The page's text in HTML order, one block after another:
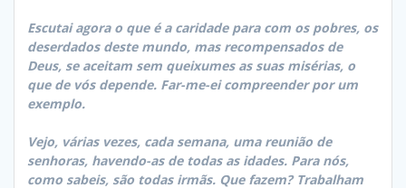
Escutai agora o que é a caridade para com os pobres, os
deserdados deste mundo, mas recompensados de
Deus, se aceitam sem queixumes as suas misérias, o
que de vós depende. Far-me-ei compreender por um
exemplo.
Vejo, várias vezes, cada semana, uma reunião de
senhoras, havendo-as de todas as idades. Para nós,
como sabeis, são todas irmãs. Que fazem? Trabalham